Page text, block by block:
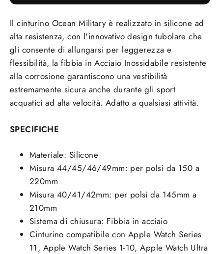
Il cinturino Ocean Military è realizzato in silicone ad
alta resistenza, con l'innovativo design tubolare che
gli consente di allungarsi per leggerezza e
flessibilità, la fibbia in Acciaio Inossidabile resistente
alla corrosione garantiscono una vestibilità
estremamente sicura anche durante gli sport
acquatici ad alta velocità. Adatto a qualsiasi attività.
SPECIFICHE
Materiale: Silicone
Misura 44/45/46/49mm: per polsi da 150 a
220mm
Misura 40/41/42mm: per polsi da 145mm a
210mm
Sistema di chiusura: Fibbia in acciaio
Cinturino compatibile con Apple Watch Series
11, Apple Watch Series 1-10, Apple Watch Ultra